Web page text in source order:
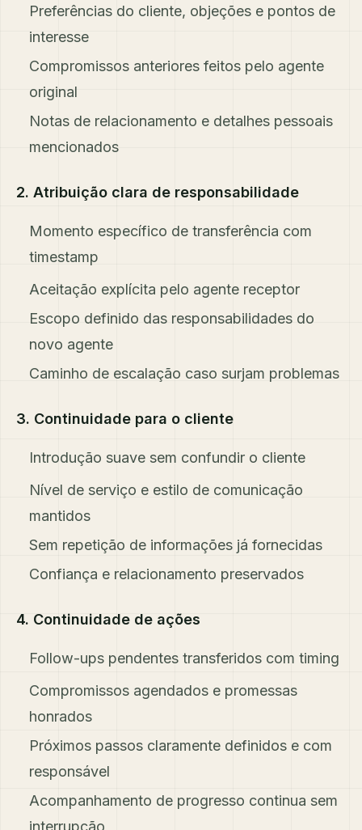
Preferências do cliente, objeções e pontos de
interesse
Compromissos anteriores feitos pelo agente
original
Notas de relacionamento e detalhes pessoais
mencionados
2. Atribuição clara de responsabilidade
Momento específico de transferência com
timestamp
Aceitação explícita pelo agente receptor
Escopo definido das responsabilidades do
novo agente
Caminho de escalação caso surjam problemas
3. Continuidade para o cliente
Introdução suave sem confundir o cliente
Nível de serviço e estilo de comunicação
mantidos
Sem repetição de informações já fornecidas
Confiança e relacionamento preservados
4. Continuidade de ações
Follow-ups pendentes transferidos com timing
Compromissos agendados e promessas
honrados
Próximos passos claramente definidos e com
responsável
Acompanhamento de progresso continua sem
interrupção